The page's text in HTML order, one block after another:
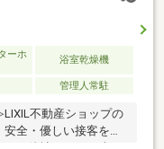
ーホ
浴室乾燥機
管理人常駐
不動産ショップの
全・優しい接客を楽